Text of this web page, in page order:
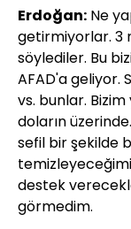
Erdoğan: Ne
getirmiyorlar. 3
söylediler. Bu
AFAD'a geliyor.
vs. bunlar.
doların
sefil bir şekilde
destek
görmedim.